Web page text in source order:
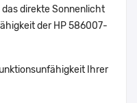
direkte Sonnenlicht
der HP 586007-
Ihrer